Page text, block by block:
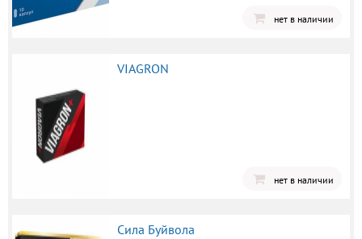
нет в наличии
VIAGRON
нет в наличии
Сила Буйвола